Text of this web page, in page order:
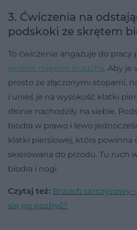
3. Ćwiczenia na
podskoki ze skrętem
To ćwiczenie angażuje do pracy
skośne mięśnie brzucha. Aby je
prosto ze złączonymi stopami,
i unieś je na wysokość klatki
dłonie nachodziły na siebie.
biodra w prawo i lewo
klatki piersiowej, która powinna
skierowana do przodu. Tu ruch
biodra i nogi.
Czytaj też: Brzuch tarczycowy
się go pozbyć?